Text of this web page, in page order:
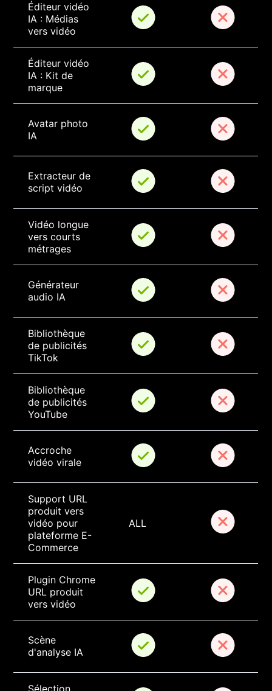
Éditeur vidéo
IA : Médias
vers vidéo
Éditeur vidéo
IA : Kit de
marque
Avatar photo
IA
Extracteur de
script vidéo
Vidéo longue
vers courts
métrages
Générateur
audio IA
Bibliothèque
de publicités
TikTok
Bibliothèque
de publicités
YouTube
Accroche
vidéo virale
Support URL
produit vers
vidéo pour
plateforme E-
Commerce
ALL
Plugin Chrome
URL produit
vers vidéo
Scène
d'analyse IA